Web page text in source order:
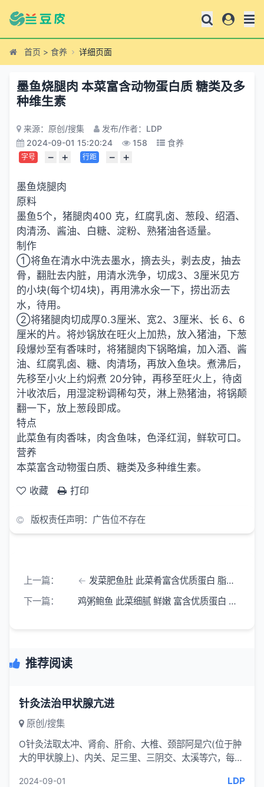
首页 > 食养 详细页面
墨鱼烧腿肉 本菜富含动物蛋白质 糖类及多
种维生素
来源：原创/搜集
发布/作者：LDP
2024-09-01 15:20:24
158 食养
字号 − + 行距 − +
墨鱼烧腿肉
原料
墨鱼5个，猪腿肉400 克，红腐乳卤、葱段、绍酒、
肉清汤、酱油、白糖、淀粉、熟猪油各适量。
制作
①将鱼在清水中洗去墨水，摘去头，剥去皮，抽去
骨，翻肚去内脏，用清水洗争，切成3、3厘米见方
的小块(每个切4块)，再用沸水氽一下，捞出沥去
水，待用。
②将猪腿肉切成厚0.3厘米、宽2、3厘米、长 6、6
厘米的片。将炒锅放在旺火上加热，放入猪油，下葱
段爆炒至有香味时，将猪腿肉下锅略煸，加入酒、酱
油、红腐乳卤、糖、肉清场，再放入鱼块。煮沸后，
先移至小火上约焖煮 20分钟，再移至旺火上，待卤
汁收浓后，用湿淀粉调稀勾芡，淋上熟猪油，将锅颠
翻一下，放上葱段即成。
特点
此菜鱼有肉香味，肉含鱼味，色泽红润，鲜软可口。
营养
本菜富含动物蛋白质、糖类及多种维生素。
收藏
打印
版权责任声明：广告位不存在
上一篇：
发菜肥鱼肚 此菜肴富含优质蛋白 脂肪 糖类
下一篇：
鸡粥鲍鱼 此菜细腻 鲜嫩 富含优质蛋白 脂肪及碘
推荐阅读
针灸法治甲状腺亢进
原创/搜集
O针灸法取太冲、肾俞、肝俞、大椎、颈部阿是穴(位于肿
大的甲状腺上)、内关、足三里、三阴交、太溪等穴，每次
2024-09-01 LDP